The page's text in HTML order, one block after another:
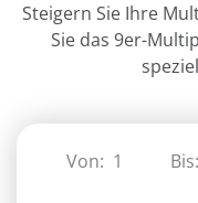
Steigern Sie Ihre
Sie das 9er-
Von: Bis: